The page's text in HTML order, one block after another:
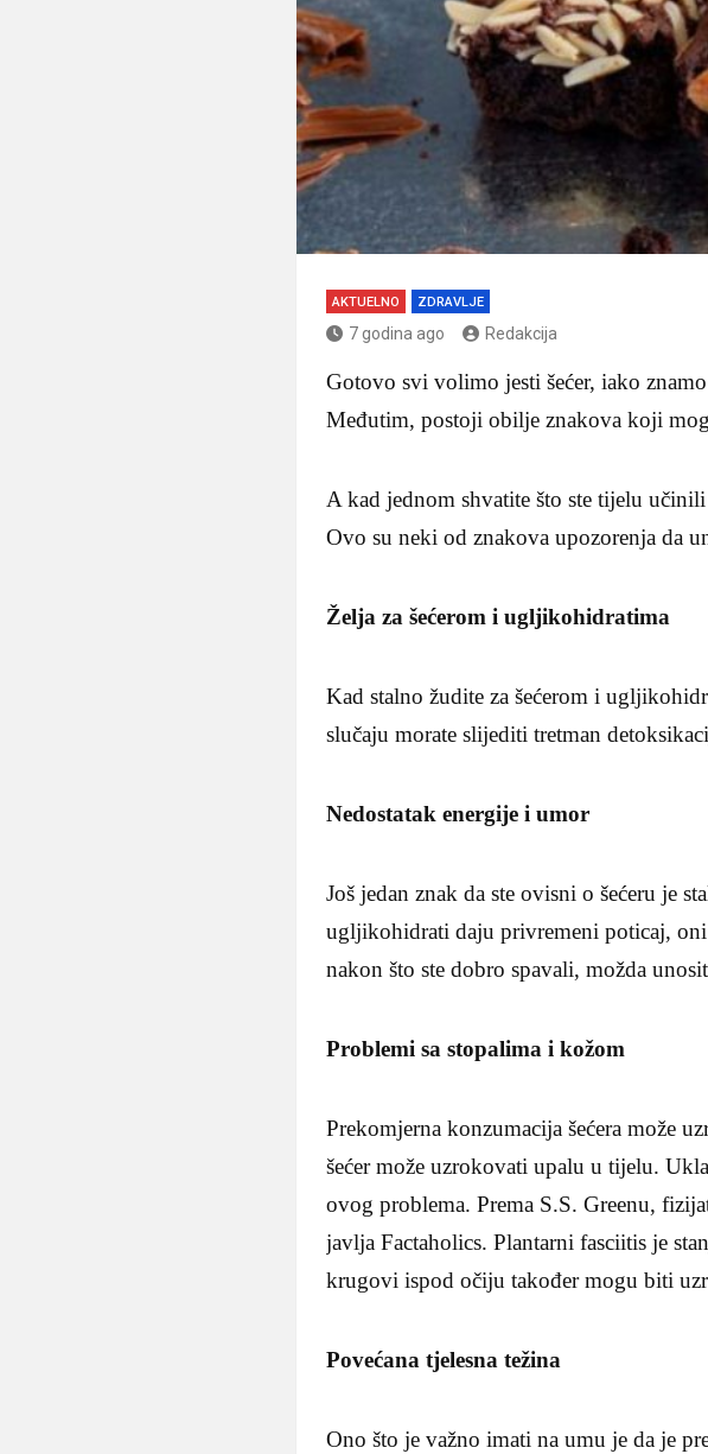
AKTUELNO ZDRAVLJE
7 godina ago Redakcija
Gotovo svi volimo jesti šećer, iako
Međutim, postoji obilje znakova koji
A kad jednom shvatite što ste tijelu
Ovo su neki od znakova upozorenja da
Želja za šećerom i ugljikohidratima
Kad stalno žudite za šećerom i
slučaju morate slijediti tretman
Nedostatak energije i umor
Još jedan znak da ste ovisni o šećeru je
ugljikohidrati daju privremeni poticaj,
nakon što ste dobro spavali, možda
Problemi sa stopalima i kožom
Prekomjerna konzumacija šećera može
šećer može uzrokovati upalu u tijelu.
ovog problema. Prema S.S. Greenu,
javlja Factaholics. Plantarni fasciitis je
krugovi ispod očiju također mogu biti
Povećana tjelesna težina
Ono što je važno imati na umu je da je